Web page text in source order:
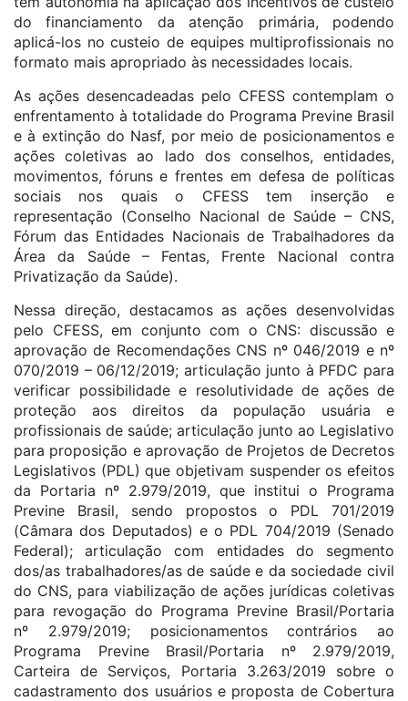
do financiamento da atenção primária, podendo
aplicá-los no custeio de equipes multiprofissionais no
formato mais apropriado às necessidades locais.
As ações desencadeadas pelo CFESS contemplam o
enfrentamento à totalidade do Programa Previne Brasil
e à extinção do Nasf, por meio de posicionamentos e
ações coletivas ao lado dos conselhos, entidades,
movimentos, fóruns e frentes em defesa de políticas
sociais nos quais o CFESS tem inserção e
representação (Conselho Nacional de Saúde – CNS,
Fórum das Entidades Nacionais de Trabalhadores da
Área da Saúde – Fentas, Frente Nacional contra
Privatização da Saúde).
Nessa direção, destacamos as ações desenvolvidas
pelo CFESS, em conjunto com o CNS: discussão e
aprovação de Recomendações CNS nº 046/2019 e nº
070/2019 – 06/12/2019; articulação junto à PFDC para
verificar possibilidade e resolutividade de ações de
proteção aos direitos da população usuária e
profissionais de saúde; articulação junto ao Legislativo
para proposição e aprovação de Projetos de Decretos
Legislativos (PDL) que objetivam suspender os efeitos
da Portaria nº 2.979/2019, que institui o Programa
Previne Brasil, sendo propostos o PDL 701/2019
(Câmara dos Deputados) e o PDL 704/2019 (Senado
Federal); articulação com entidades do segmento
dos/as trabalhadores/as de saúde e da sociedade civil
do CNS, para viabilização de ações jurídicas coletivas
para revogação do Programa Previne Brasil/Portaria
nº 2.979/2019; posicionamentos contrários ao
Programa Previne Brasil/Portaria nº 2.979/2019,
Carteira de Serviços, Portaria 3.263/2019 sobre o
cadastramento dos usuários e proposta de Cobertura